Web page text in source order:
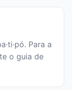
Para a
o guia de